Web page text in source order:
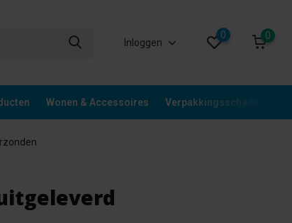
Inloggen
0 0
Wonen & Accessoires Verpakkingsschade